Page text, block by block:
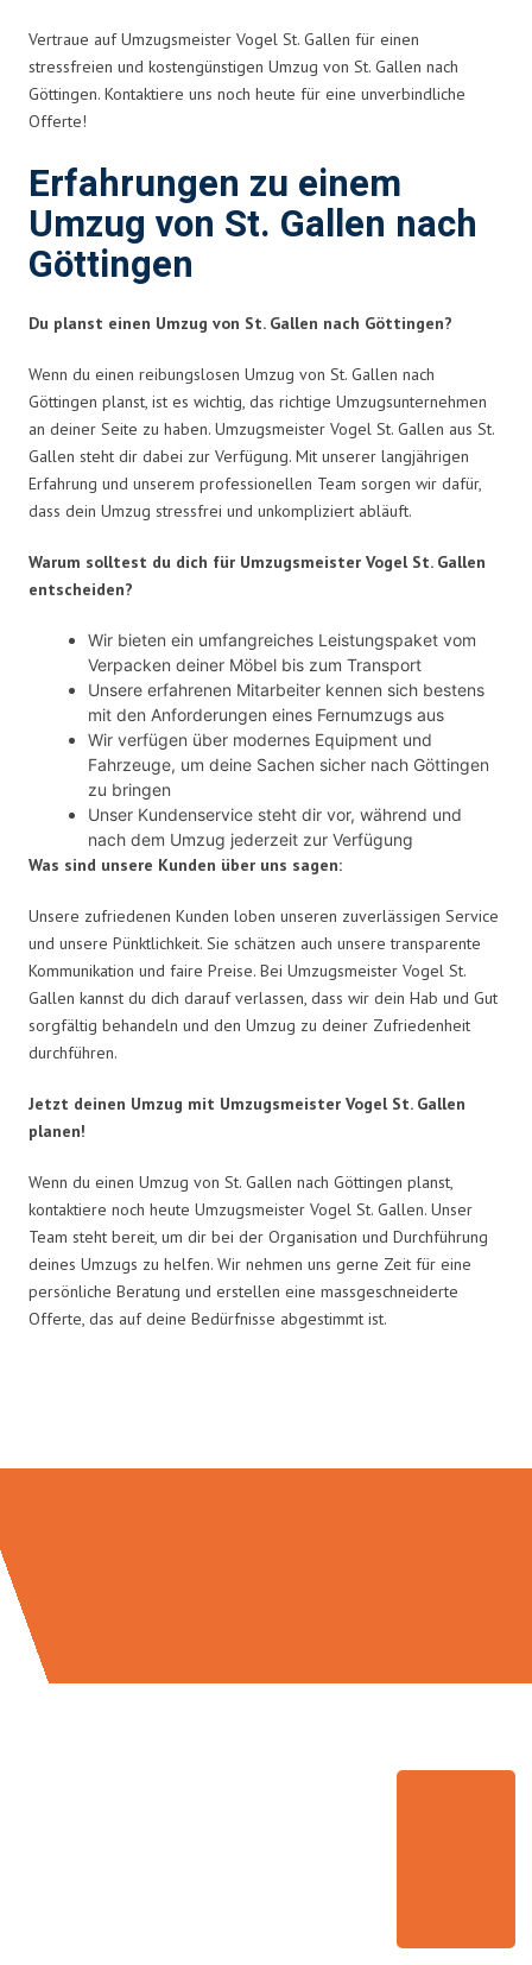
Vertraue auf Umzugsmeister Vogel St. Gallen für einen
stressfreien und kostengünstigen Umzug von St. Gallen nach
Göttingen. Kontaktiere uns noch heute für eine unverbindliche
Offerte!
Erfahrungen zu einem
Umzug von St. Gallen nach
Göttingen
Du planst einen Umzug von St. Gallen nach Göttingen?
Wenn du einen reibungslosen Umzug von St. Gallen nach
Göttingen planst, ist es wichtig, das richtige Umzugsunternehmen
an deiner Seite zu haben. Umzugsmeister Vogel St. Gallen aus St.
Gallen steht dir dabei zur Verfügung. Mit unserer langjährigen
Erfahrung und unserem professionellen Team sorgen wir dafür,
dass dein Umzug stressfrei und unkompliziert abläuft.
Warum solltest du dich für Umzugsmeister Vogel St. Gallen
entscheiden?
Wir bieten ein umfangreiches Leistungspaket vom
Verpacken deiner Möbel bis zum Transport
Unsere erfahrenen Mitarbeiter kennen sich bestens
mit den Anforderungen eines Fernumzugs aus
Wir verfügen über modernes Equipment und
Fahrzeuge, um deine Sachen sicher nach Göttingen
zu bringen
Unser Kundenservice steht dir vor, während und
nach dem Umzug jederzeit zur Verfügung
Was sind unsere Kunden über uns sagen:
Unsere zufriedenen Kunden loben unseren zuverlässigen Service
und unsere Pünktlichkeit. Sie schätzen auch unsere transparente
Kommunikation und faire Preise. Bei Umzugsmeister Vogel St.
Gallen kannst du dich darauf verlassen, dass wir dein Hab und Gut
sorgfältig behandeln und den Umzug zu deiner Zufriedenheit
durchführen.
Jetzt deinen Umzug mit Umzugsmeister Vogel St. Gallen
planen!
Wenn du einen Umzug von St. Gallen nach Göttingen planst,
kontaktiere noch heute Umzugsmeister Vogel St. Gallen. Unser
Team steht bereit, um dir bei der Organisation und Durchführung
deines Umzugs zu helfen. Wir nehmen uns gerne Zeit für eine
persönliche Beratung und erstellen eine massgeschneiderte
Offerte, das auf deine Bedürfnisse abgestimmt ist.